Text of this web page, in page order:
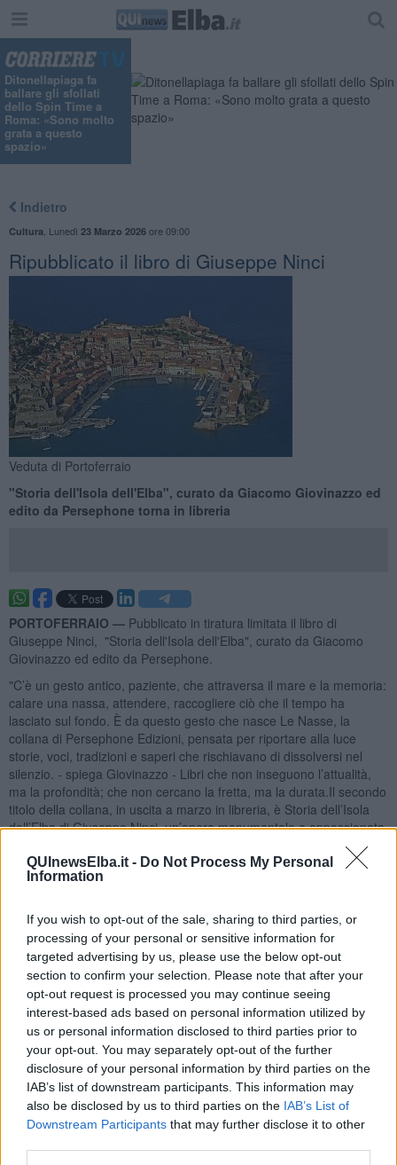
QUInewsElba.it - Do Not Process My Personal
Information
If you wish to opt-out of the sale, sharing to third parties, or
processing of your personal or sensitive information for
targeted advertising by us, please use the below opt-out
section to confirm your selection. Please note that after your
opt-out request is processed you may continue seeing
interest-based ads based on personal information utilized by
us or personal information disclosed to third parties prior to
your opt-out. You may separately opt-out of the further
disclosure of your personal information by third parties on the
IAB’s list of downstream participants. This information may
also be disclosed by us to third parties on the IAB’s List of
Downstream Participants that may further disclose it to other
Ditonellapiaga fa
ballare gli sfollati
dello Spin Time a
Roma: «Sono molto
grata a questo
spazio»
Indietro
Cultura Lunedì 23 Marzo 2026ore 09:00
Ripubblicato il libro di Giuseppe Ninci
Veduta di Portoferraio
"Storia dell'Isola dell'Elba", curato da Giacomo Giovinazzo ed
edito da Persephone torna in libreria
PORTOFERRAIO — Pubblicato in tiratura limitata il libro di
Giuseppe Ninci, "Storia dell'Isola dell'Elba", curato da Giacomo
Giovinazzo ed edito da Persephone.
"C’è un gesto antico, paziente, che attraversa il mare e la memoria:
calare una nassa, attendere, raccogliere ciò che il tempo ha
lasciato sul fondo. È da questo gesto che nasce Le Nasse, la
collana di Persephone Edizioni, pensata per riportare alla luce
storie, voci, tradizioni e saperi che rischiavano di dissolversi nel
silenzio. - spiega Giovinazzo - Libri che non inseguono l’attualità,
ma la profondità; che non cercano la fretta, ma la durata.Il secondo
titolo della collana, in uscita a marzo in libreria, è Storia dell’Isola
dell’Elba di Giuseppe Ninci, un’opera monumentale e appassionata,
nata all’inizio dell’Ottocento da un’urgenza tanto semplice quanto
radicale: conoscere la propria terra per non perderla".
"Ninci scrive perché si accorge che l’Elba, pur celebre per le sue
miniere, i suoi porti e la sua posizione strategica, non possiede
ancora una vera storia condivisa. Scrive contro l’oblio, contro
l’ignoranza involontaria degli stessi isolani, e lo fa con rigore,
ostinazione e un amore mai cieco, sempre sorvegliato dalla ricerca
della verità. - prosegue Giovinazzo - Pagina dopo pagina, l’isola
emerge come un organismo vivo: attraversata da popoli, contesa
da potenze, modellata dal ferro, dal mare e dalla fatica degli
uomini. Dalle origini mitiche alle dominazioni etrusche e romane,
dalle incursioni alle rinascite, la narrazione di Ninci non è solo una
cronaca di eventi, ma un atto di responsabilità culturale. È la
consapevolezza che senza memoria non esiste futuro, e che la
storia locale è, in realtà, storia universale in miniatura".